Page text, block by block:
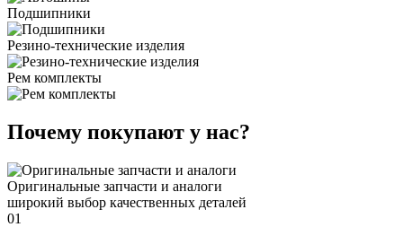
Подшипники
Резино-технические изделия
Рем комплекты
Почему покупают у нас?
Оригинальные запчасти и аналоги
широкий выбор качественных деталей
01